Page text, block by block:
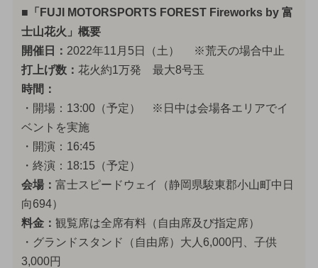
■「FUJI MOTORSPORTS FOREST Fireworks by 富
士山花火」概要
開催日： 2022年11月5日（土） ※荒天の場合中止
打上げ数： 花火約1万発 最大8号玉
時間：
・開場：13:00（予定） ※日中は会場各エリアでイ
ベントを実施
・開演：16:45
・終演：18:15（予定）
会場： 富士スピードウェイ（静岡県駿東郡小山町中日
向694）
料金： 観覧席は全席有料（自由席及び指定席）
・グランドスタンド（自由席）大人6,000円、子供
3,000円